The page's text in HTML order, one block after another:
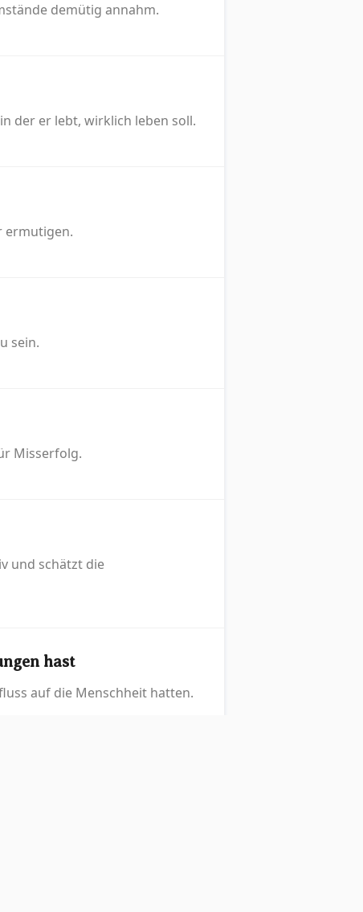
demütig annahm.
der er lebt, wirklich leben soll.
ermutigen.
sein.
Misserfolg.
und schätzt die
hast
auf die Menschheit hatten.